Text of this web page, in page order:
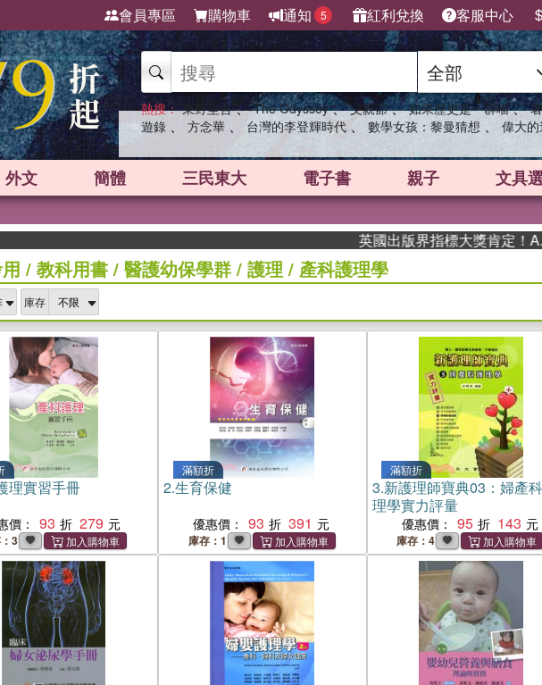
會員專區 購物車 通知 5 紅利兌換 客服中心
熱搜： 東野圭吾 、 The Odyssey 、 父親節 、 如果歷史是一群喵 、
遊錄 、 方念華 、 台灣的李登輝時代 、 數學女孩：黎曼猜想 、 偉大
外文 簡體 三民東大 電子書 親子 文具
英國出版界指標大獎肯定！A.F.
/ 教科用書/ 醫護幼保學群/ 護理 / 產科護理學
庫存
理實習手冊
價： 93 279
3
滿額折
2.生育保健
優惠價： 93 391
庫存：1
滿額折
3.新護理師寶典03：婦產
理學實力評量
優惠價： 95 143
庫存：4